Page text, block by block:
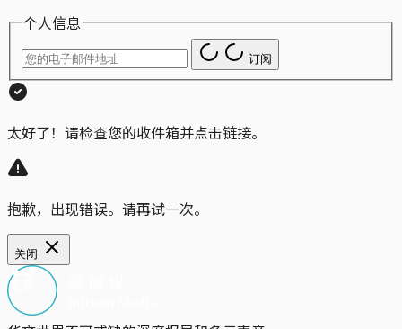
个人信息
订阅
太好了！请检查您的收件箱并点击链接。
抱歉，出现错误。请再试一次。
关闭